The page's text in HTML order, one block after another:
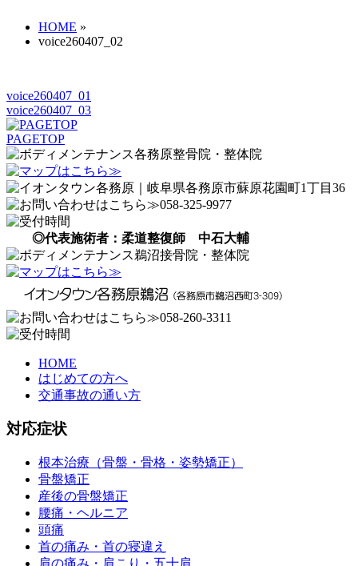
HOME »
voice260407_02
voice260407_01
voice260407_03
PAGETOP
◎代表施術者：柔道整復師 中石大輔
HOME
はじめての方へ
交通事故の通い方
対応症状
根本治療（骨盤・骨格・姿勢矯正）
骨盤矯正
産後の骨盤矯正
腰痛・ヘルニア
頭痛
首の痛み・首の寝違え